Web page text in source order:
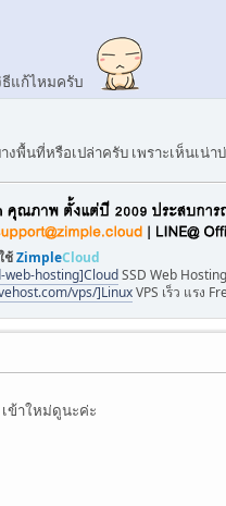
แก้ไหมครับ
งพื้นที่หรือเปล่าครับ เพราะเห็นเน่า
ช้ZimpleCloud
hosting]CloudSSD Web
vps/]LinuxVPS เร็ว แรง
ข้าใหม่ดูนะค่ะ